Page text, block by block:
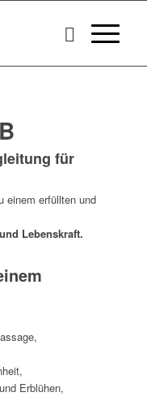
für
einem erfüllten und
Lebenskraft.
Erblühen,